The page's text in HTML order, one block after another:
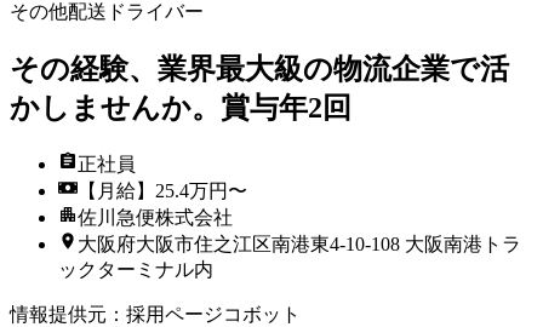
その他配送ドライバー
その経験、業界最大級の物流企業で活
かしませんか。賞与年2回
正社員
【月給】25.4万円〜
佐川急便株式会社
大阪府大阪市住之江区南港東4-10-108 大阪南港トラ
ックターミナル内
情報提供元 ： 採用ページコボット